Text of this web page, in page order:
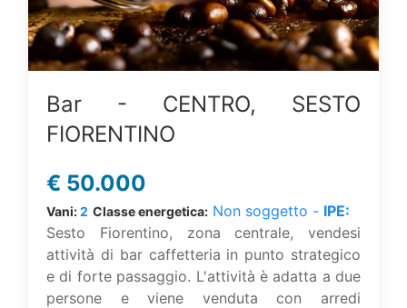
Bar - CENTRO, SESTO
FIORENTINO
€ 50.000
Vani:2 Classe energetica: Non soggetto - IPE:
Sesto Fiorentino, zona centrale, vendesi
attività di bar caffetteria in punto strategico
e di forte passaggio. L'attività è adatta a due
persone e viene venduta con arredi